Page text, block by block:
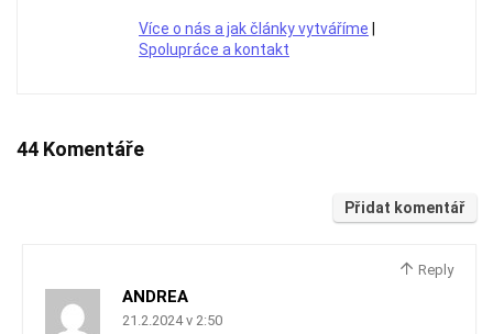
Více o nás a jak články vytváříme
Spolupráce a kontakt
44 Komentáře
Přidat komentář
Reply
ANDREA
21.2.2024 v 2:50